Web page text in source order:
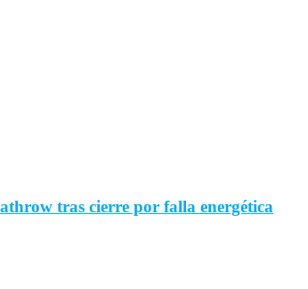
tras cierre por falla energética